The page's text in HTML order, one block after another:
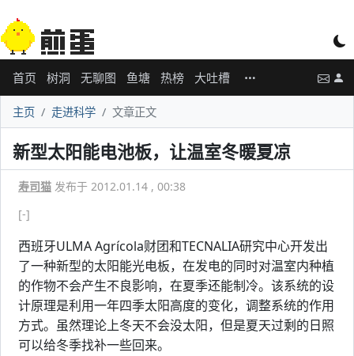
首页 树洞 无聊图 鱼塘 热榜 大吐槽
主页 走进科学 文章正文
新型太阳能电池板，让温室冬暖夏凉
寿司猫 发布于 2012.01.14 , 00:38
[-]
西班牙ULMA Agrícola财团和TECNALIA研究中心开发出
了一种新型的太阳能光电板，在发电的同时对温室内种植
的作物不会产生不良影响，在夏季还能制冷。该系统的设
计原理是利用一年四季太阳高度的变化，调整系统的作用
方式。虽然理论上冬天不会没太阳，但是夏天过剩的日照
可以给冬季找补一些回来。